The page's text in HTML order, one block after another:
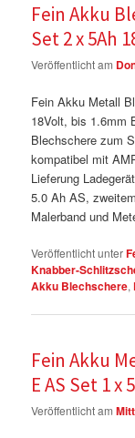
Fein Akku
Set 2 x 5Ah
Veröffentlicht am
Fein Akku Metall
18Volt, bis 1.6mm
Blechschere zum
kompatibel mit
Lieferung
5.0 Ah AS,
Malerband und
Veröffentlicht unter
Knabber-
Akku Blechschere,
Fein Akku
E AS Set 1 x
Veröffentlicht am